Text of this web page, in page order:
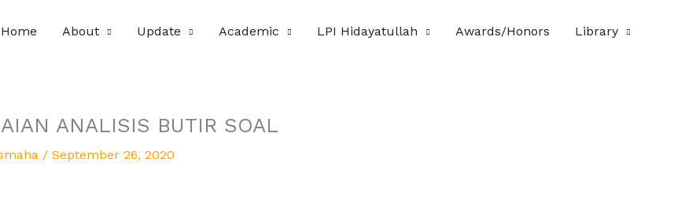
Home About Update Academic LPI Hidayatullah Awards/Honors Library
ANALISIS BUTIR SOAL
/ September 26, 2020